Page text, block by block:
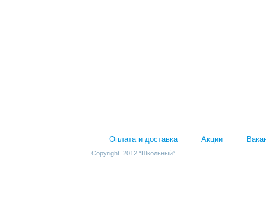
Оплата и доставка Акции
Copyright. 2012 “Школьный”